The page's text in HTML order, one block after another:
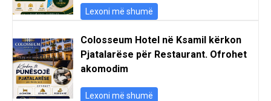
Lexoni më shumë
Colosseum Hotel në Ksamil kërkon
Pjatalarëse për Restaurant. Ofrohet
akomodim
Lexoni më shumë